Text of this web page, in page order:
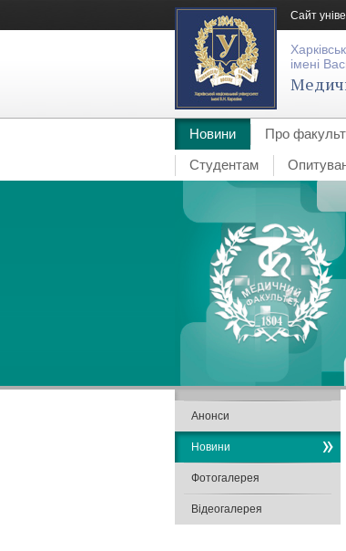
Сайт
імені
Новини Про
Студентам
Анонси
Новини
Фотогалерея
Відеогалерея